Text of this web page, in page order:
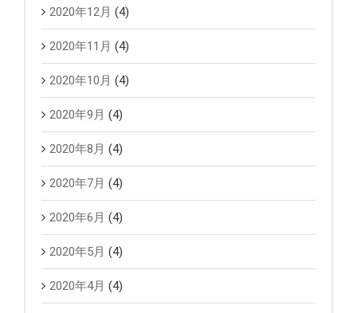
2020年12月 (4)
2020年11月 (4)
2020年10月 (4)
2020年9月 (4)
2020年8月 (4)
2020年7月 (4)
2020年6月 (4)
2020年5月 (4)
2020年4月 (4)